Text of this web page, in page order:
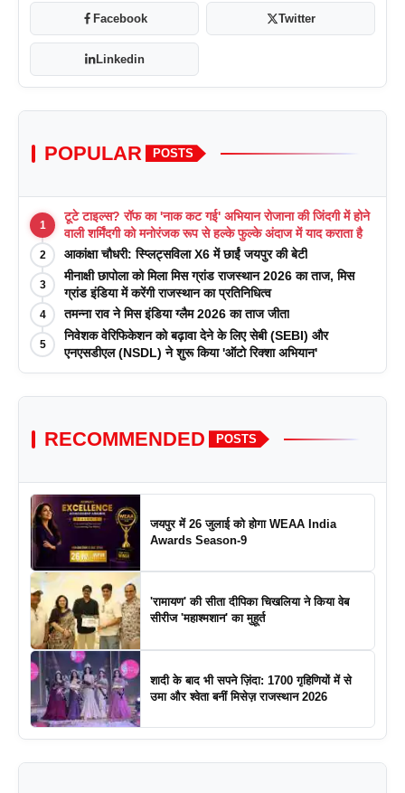
Facebook Twitter
Linkedin
POPULAR POSTS
1
टूटे टाइल्स? रॉफ का 'नाक कट गई' अभियान रोजाना की जिंदगी में होने
वाली शर्मिंदगी को मनोरंजक रूप से हल्के फुल्के अंदाज में याद कराता है
2 आकांक्षा चौधरी: स्प्लिट्सविला X6 में छाईं जयपुर की बेटी
3
मीनाक्षी छापोला को मिला मिस ग्रांड राजस्थान 2026 का ताज, मिस
ग्रांड इंडिया में करेंगी राजस्थान का प्रतिनिधित्व
4 तमन्ना राव ने मिस इंडिया ग्लैम 2026 का ताज जीता
5
निवेशक वेरिफिकेशन को बढ़ावा देने के लिए सेबी (SEBI) और
एनएसडीएल (NSDL) ने शुरू किया 'ऑटो रिक्शा अभियान'
RECOMMENDED POSTS
जयपुर में 26 जुलाई को होगा WEAA India
Awards Season-9
'रामायण' की सीता दीपिका चिखलिया ने किया वेब
सीरीज 'महाश्मशान' का मुहूर्त
शादी के बाद भी सपने ज़िंदा: 1700 गृहिणियों में से
उमा और श्वेता बनीं मिसेज़ राजस्थान 2026